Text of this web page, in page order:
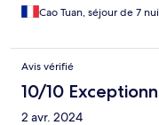
Cao Tuan, séjour de 7
Avis vérifié
10/10
2 avr. 2024